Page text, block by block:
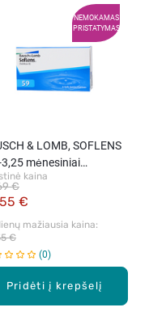
NEMOKAMAS
PRISTATYMAS
Pridėti į krepšelį
& LOMB, SOFLENS
3,25 mėnesiniai
lęšiai, 6 vnt.
kaina
€
€
mažiausia kaina:
€
0